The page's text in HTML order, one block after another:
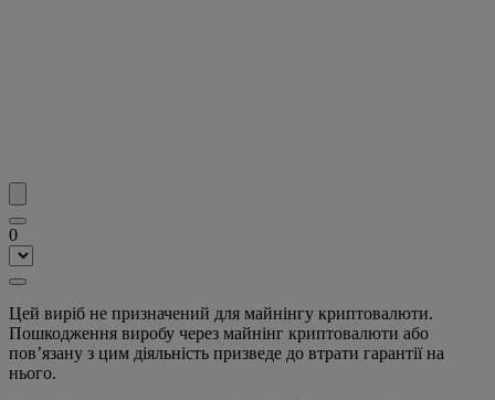
0
Цей виріб не призначений для майнінгу криптовалюти.
Пошкодження виробу через майнінг криптовалюти або
пов’язану з цим діяльність призведе до втрати гарантії на
нього.